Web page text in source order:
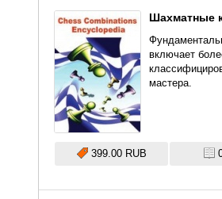
Шахматные
включает
мастера.
399.00 RUB